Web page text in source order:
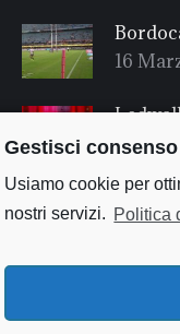
Gestisci
Usiamo cookie per
nostri servizi. Politica
16
16